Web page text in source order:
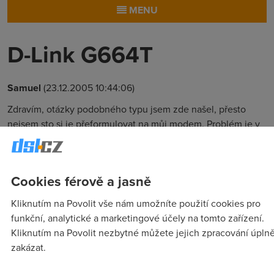
MENU
D-Link G664T
Samuel (23.12.2005 10:44:06)
Zdravím, otázky podobného typu jsem zde našel, přesto
nejsem sto si je přeformulovat na můj modem. Problém je v
tom, že nevím jak tento modem nastavit, abych v DC++
fungoval jako activ. Jestli jste to někdo řešil a vyřešil, budu
Anonym (23.12.2005 16:22:18)
zkus tohle je to sice pro G604T ale mohlo by to byt stejny
http://portforward.com/english/routers/port_forwarding/Dlink/
Cookies férově a jasně
Kliknutím na Povolit vše nám umožníte použití cookies pro
funkční, analytické a marketingové účely na tomto zařízení.
Kliknutím na Povolit nezbytné můžete jejich zpracování
zakázat.